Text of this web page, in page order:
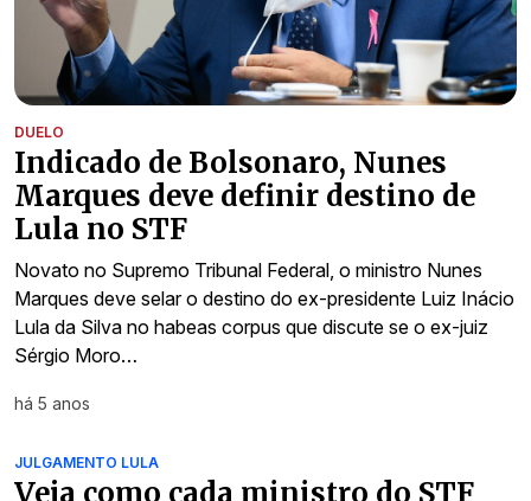
DUELO
Indicado de Bolsonaro, Nunes
Marques deve definir destino de
Lula no STF
Novato no Supremo Tribunal Federal, o ministro Nunes
Marques deve selar o destino do ex-presidente Luiz Inácio
Lula da Silva no habeas corpus que discute se o ex-juiz
Sérgio Moro…
há 5 anos
JULGAMENTO LULA
Veja como cada ministro do STF